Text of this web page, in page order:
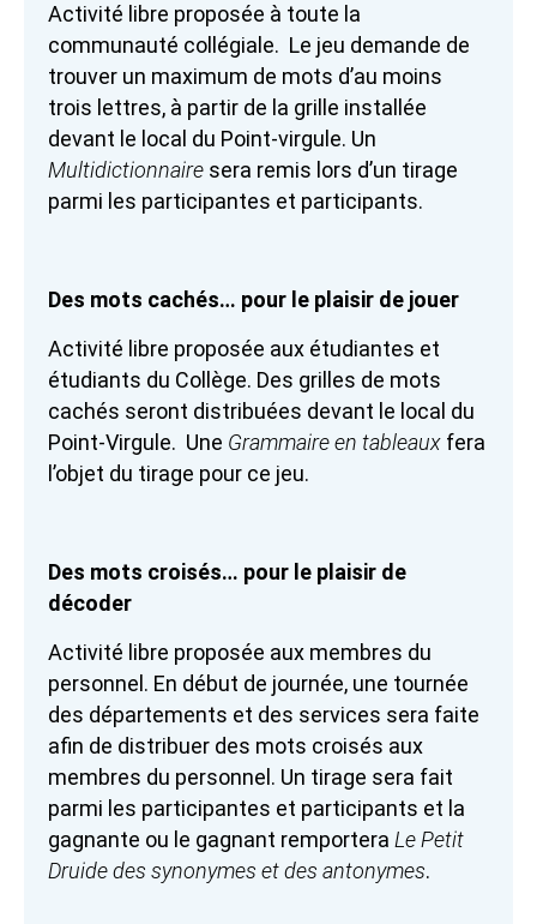
Activité libre proposée à toute la
communauté collégiale. Le jeu demande de
trouver un maximum de mots d’au moins
trois lettres, à partir de la grille installée
devant le local du Point-virgule. Un
Multidictionnaire sera remis lors d’un tirage
parmi les participantes et participants.
Des mots cachés… pour le plaisir de jouer
Activité libre proposée aux étudiantes et
étudiants du Collège. Des grilles de mots
cachés seront distribuées devant le local du
Point-Virgule. Une Grammaire en tableaux fera
l’objet du tirage pour ce jeu.
Des mots croisés… pour le plaisir de
décoder
Activité libre proposée aux membres du
personnel. En début de journée, une tournée
des départements et des services sera faite
afin de distribuer des mots croisés aux
membres du personnel. Un tirage sera fait
parmi les participantes et participants et la
gagnante ou le gagnant remportera Le Petit
Druide des synonymes et des antonymes.